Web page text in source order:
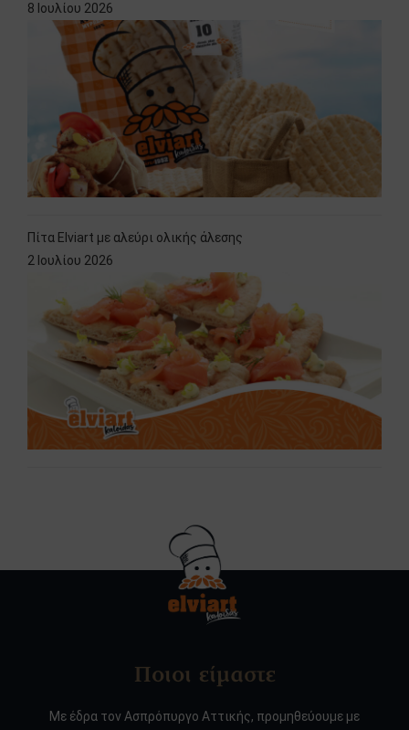
8 Ιουλίου 2026
Πίτα Elviart με αλεύρι ολικής άλεσης
2 Ιουλίου 2026
Ποιοι είμαστε
Με έδρα τον Ασπρόπυργο Αττικής, προμηθεύουμε με